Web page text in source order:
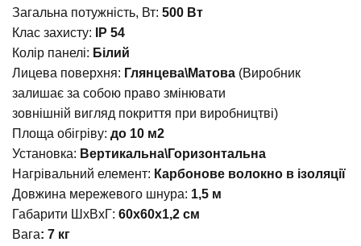
Загальна потужність, Вт: 500 Вт
Клас захисту:
IP 54
Колір панелі: Білий
Лицева поверхня: Глянцева\Матова (Виробник
залишає за собою право змінювати
зовнішній вигляд покриття при виробництві)
Площа обігріву: до 10 м2
Установка: Вертикальна\Горизонтальна
Нагрівальний елемент: Карбонове волокно в ізоляції
Довжина мережевого шнура: 1,5 м
Габарити ШхВхГ: 60х60х1,2 см
Вага: 7 кг